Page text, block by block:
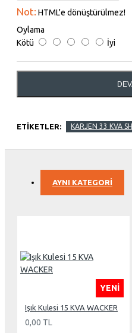
Not: HTML'e dönüştürülmez!
Oylama
Kötü
İyi
ETIKETLER: KARJEN 33 KVA
AYNI KATEGORI
YENI
Işık Kulesi 15 KVA WACKER
0,00 TL